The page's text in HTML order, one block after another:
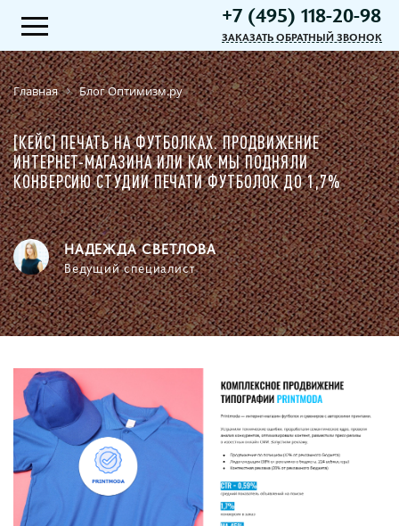
+7 (495) 118-20-98
ЗАКАЗАТЬ ОБРАТНЫЙ ЗВОНОК
Главная Блог Оптимизм.ру
[КЕЙС] ПЕЧАТЬ НА ФУТБОЛКАХ. ПРОДВИЖЕНИЕ
ИНТЕРНЕТ-МАГАЗИНА ИЛИ КАК МЫ ПОДНЯЛИ
КОНВЕРСИЮ СТУДИИ ПЕЧАТИ ФУТБОЛОК ДО 1,7%
НАДЕЖДА СВЕТЛОВА
Ведущий специалист